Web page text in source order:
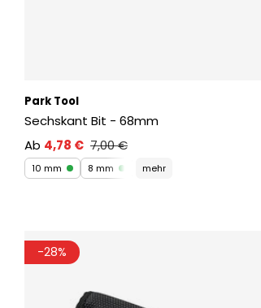
Park Tool
Sechskant Bit - 68mm
Ab 4,78 € 7,00 €
10 mm 8 mm mehr
-28%